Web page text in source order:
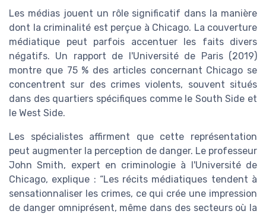
Les médias jouent un rôle significatif dans la manière
dont la criminalité est perçue à Chicago. La couverture
médiatique peut parfois accentuer les faits divers
négatifs. Un rapport de l'Université de Paris (2019)
montre que 75 % des articles concernant Chicago se
concentrent sur des crimes violents, souvent situés
dans des quartiers spécifiques comme le South Side et
le West Side.
Les spécialistes affirment que cette représentation
peut augmenter la perception de danger. Le professeur
John Smith, expert en criminologie à l'Université de
Chicago, explique : “Les récits médiatiques tendent à
sensationnaliser les crimes, ce qui crée une impression
de danger omniprésent, même dans des secteurs où la